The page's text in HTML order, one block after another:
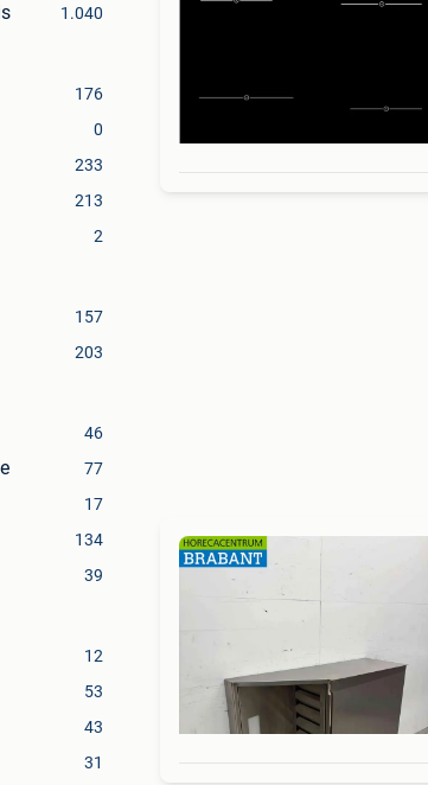
1.040
176
0
233
213
2
157
203
46
77
17
134
39
12
53
43
31